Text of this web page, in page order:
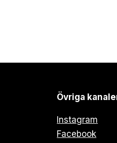
Övriga
Instagram
Facebook